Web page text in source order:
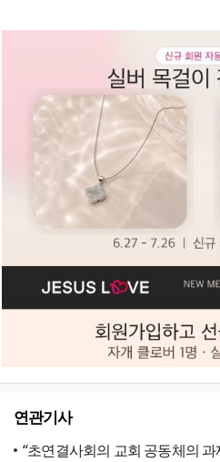
연관기사
“초연결사회의 교회 공동체의 과